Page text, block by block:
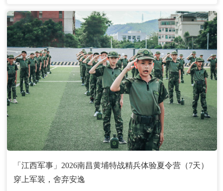
「江西军事」2026南昌黄埔特战精兵体验夏令营（7天）
穿上军装，舍弃安逸